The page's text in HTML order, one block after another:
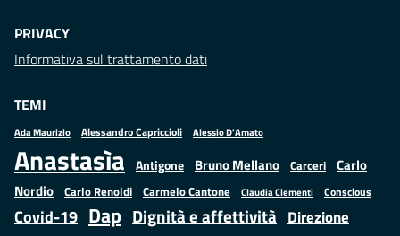
PRIVACY
Informativa sul trattamento dati
TEMI
Ada Maurizio Alessandro Capriccioli Alessio D'Amato
Anastasìa Antigone Bruno Mellano Carceri
Carlo
Nordio Carlo Renoldi Carmelo Cantone Claudia Clementi Conscious
Covid-19 Dap Dignità e affettività Direzione